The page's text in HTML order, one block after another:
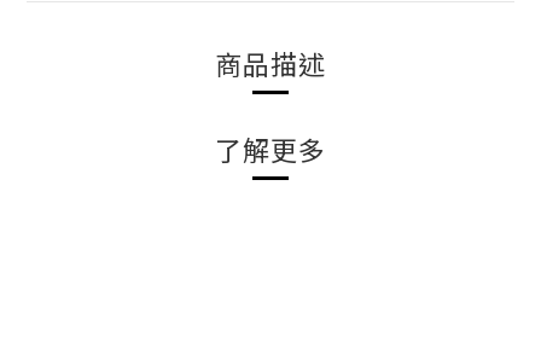
商品描述
了解更多